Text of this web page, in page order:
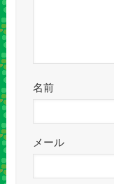
名前
メール